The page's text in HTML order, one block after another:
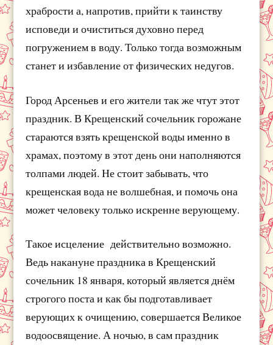
храбрости а, напротив, прийти к таинству
исповеди и очиститься духовно перед
погружением в воду. Только тогда возможным
станет и избавление от физических недугов.
Город Арсеньев и его жители так же чтут этот
праздник. В Крещенский сочельник горожане
стараются взять крещенской воды именно в
храмах, поэтому в этот день они наполняются
толпами людей. Не стоит забывать, что
крещенская вода не волшебная, и помочь она
может человеку только искренне верующему.
Такое исцеление действительно возможно.
Ведь накануне праздника в Крещенский
сочельник 18 января, который является днём
строгого поста и как бы подготавливает
верующих к очищению, совершается Великое
водоосвящение. А ночью, в сам праздник